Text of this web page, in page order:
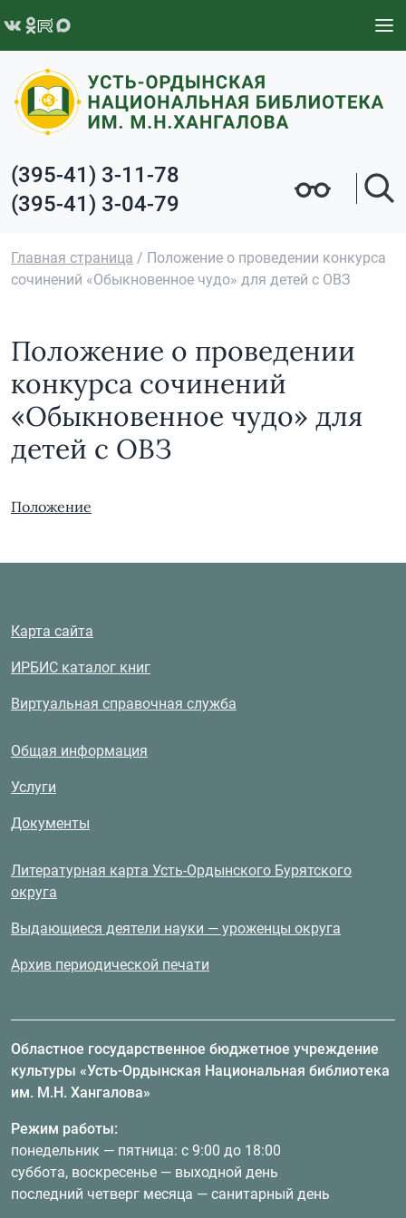
(395-41) 3-11-78
(395-41) 3-04-79
Главная страница / Положение о проведении конкурса
сочинений «Обыкновенное чудо» для детей с ОВЗ
Положение о проведении
конкурса сочинений
«Обыкновенное чудо» для
детей с ОВЗ
Положение
Карта сайта
ИРБИС каталог книг
Виртуальная справочная служба
Общая информация
Услуги
Документы
Литературная карта Усть-Ордынского Бурятского
округа
Выдающиеся деятели науки — уроженцы округа
Архив периодической печати
Областное государственное бюджетное учреждение
культуры «Усть-Ордынская Национальная библиотека
им. М.Н. Хангалова»
Режим работы:
понедельник — пятница: с 9:00 до 18:00
суббота, воскресенье — выходной день
последний четверг месяца — санитарный день